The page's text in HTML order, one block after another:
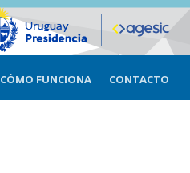
CÓMO FUNCIONA CONTACTO